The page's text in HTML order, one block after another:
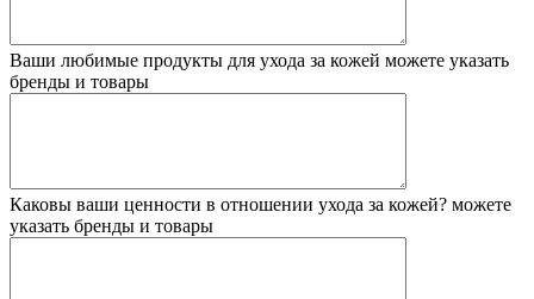
Ваши любимые продукты для ухода за кожей можете указать
бренды и товары
Каковы ваши ценности в отношении ухода за кожей? можете
указать бренды и товары